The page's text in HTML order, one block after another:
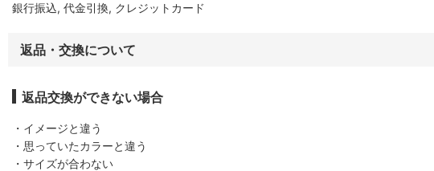
銀行振込, 代金引換, クレジットカード
返品・交換について
返品交換ができない場合
・イメージと違う
・思っていたカラーと違う
・サイズが合わない